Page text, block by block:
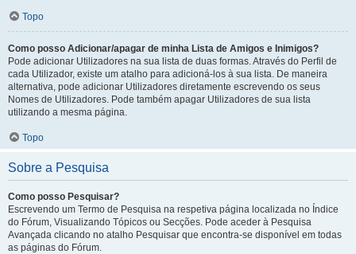
Topo
Como posso Adicionar/apagar de minha Lista de Amigos e Inimigos?
Pode adicionar Utilizadores na sua lista de duas formas. Através do Perfil de
cada Utilizador, existe um atalho para adicioná-los à sua lista. De maneira
alternativa, pode adicionar Utilizadores diretamente escrevendo os seus
Nomes de Utilizadores. Pode também apagar Utilizadores de sua lista
utilizando a mesma página.
Topo
Sobre a Pesquisa
Como posso Pesquisar?
Escrevendo um Termo de Pesquisa na respetiva página localizada no Índice
do Fórum, Visualizando Tópicos ou Secções. Pode aceder à Pesquisa
Avançada clicando no atalho Pesquisar que encontra-se disponível em todas
as páginas do Fórum.